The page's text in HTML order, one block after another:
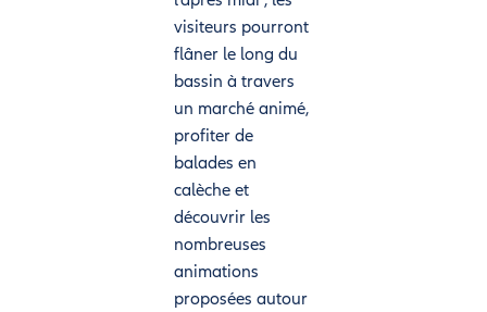
visiteurs pourront
flâner le long du
bassin à travers
un marché animé,
profiter de
balades en
calèche et
découvrir les
nombreuses
animations
proposées autour